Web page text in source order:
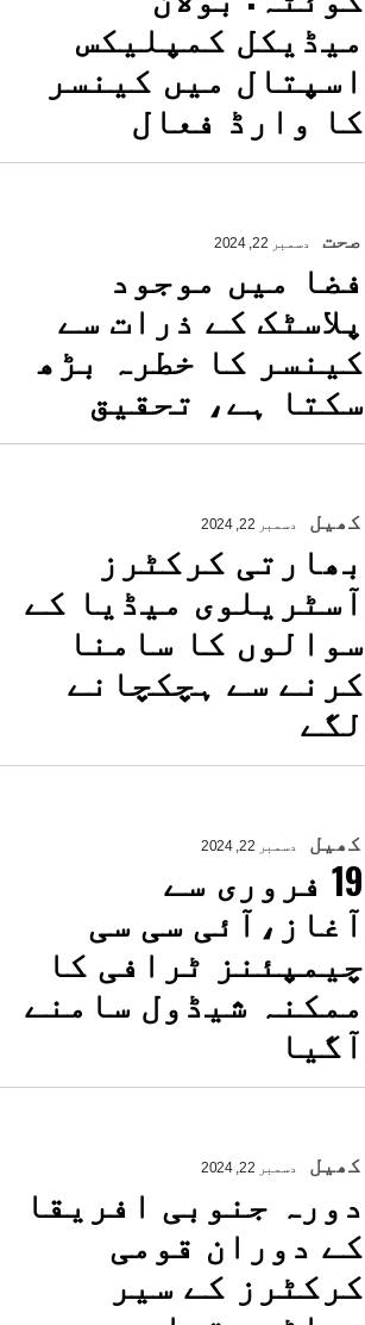
میڈیکل کمپلیکس
اسپتال میں کینسر
کا وارڈ فعال
صحت دسمبر 22, 2024
فضا میں موجود
پلاسٹک کے ذرات سے
کینسر کا خطرہ بڑھ
سکتا ہے، تحقیق
کھیل دسمبر 22, 2024
بھارتی کرکٹرز
آسٹریلوی میڈیا کے
سوالوں کا سامنا
کرنے سے ہچکچانے
لگے
کھیل دسمبر 22, 2024
19 فروری سے
آغاز،آئی سی سی
چیمپئنز ٹرافی کا
ممکنہ شیڈول سامنے
آگیا
کھیل دسمبر 22, 2024
دورہ جنوبی افریقا
کے دوران قومی
کرکٹرز کے سیر